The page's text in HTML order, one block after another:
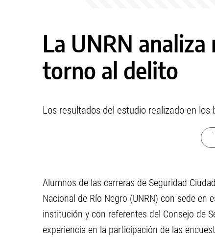
La UNRN
torno al delito
Los resultados del estudio realizado en
Alumnos de las carreras de Seguridad
Nacional de Río Negro (UNRN) con sede
institución y con referentes del Consejo de
experiencia en la participación de las